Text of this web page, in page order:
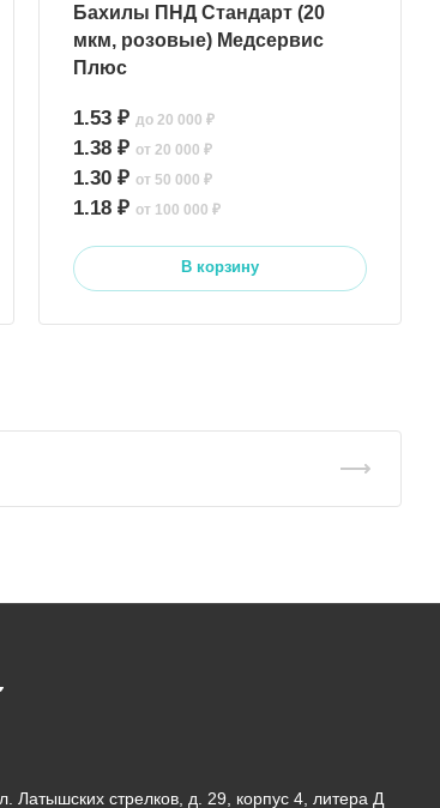
Бахилы ПНД Стандарт (20
мкм, розовые) Медсервис
Плюс
1.53 ₽ до 20 000 ₽
1.38 ₽от 20 000 ₽
1.30 ₽от 50 000 ₽
1.18 ₽от 100 000 ₽
В корзину
Латышских стрелков, д. 29, корпус 4, литера Д